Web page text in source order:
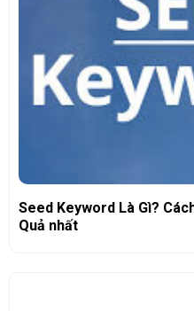
Seed Keyword Là Gì?
Quả nhất